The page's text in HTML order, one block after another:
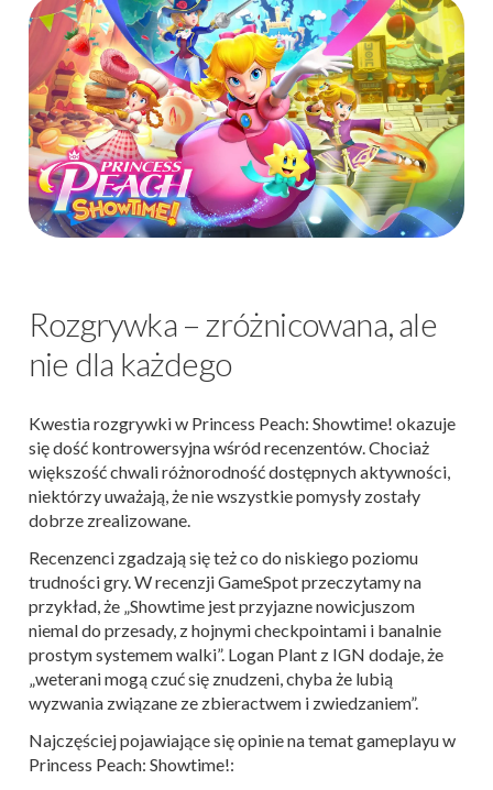
Rozgrywka – zróżnicowana, ale
nie dla każdego
Kwestia rozgrywki w Princess Peach: Showtime! okazuje
się dość kontrowersyjna wśród recenzentów. Chociaż
większość chwali różnorodność dostępnych aktywności,
niektórzy uważają, że nie wszystkie pomysły zostały
dobrze zrealizowane.
Recenzenci zgadzają się też co do niskiego poziomu
trudności gry. W recenzji GameSpot przeczytamy na
przykład, że „Showtime jest przyjazne nowicjuszom
niemal do przesady, z hojnymi checkpointami i banalnie
prostym systemem walki”. Logan Plant z IGN dodaje, że
„weterani mogą czuć się znudzeni, chyba że lubią
wyzwania związane ze zbieractwem i zwiedzaniem”.
Najczęściej pojawiające się opinie na temat gameplayu w
Princess Peach: Showtime!: